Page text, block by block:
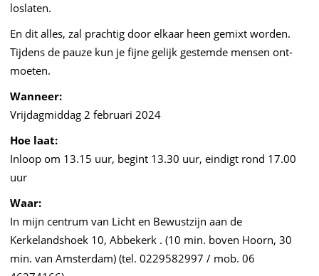
loslaten.
En dit alles, zal prachtig door elkaar heen gemixt worden.
Tijdens de pauze kun je fijne gelijk gestemde mensen ont-
moeten.
Wanneer:
Vrijdagmiddag 2 februari 2024
Hoe laat:
Inloop om 13.15 uur, begint 13.30 uur, eindigt rond 17.00
uur
Waar:
In mijn centrum van Licht en Bewustzijn aan de
Kerkelandshoek 10, Abbekerk . (10 min. boven Hoorn, 30
min. van Amsterdam) (tel. 0229582997 / mob. 06